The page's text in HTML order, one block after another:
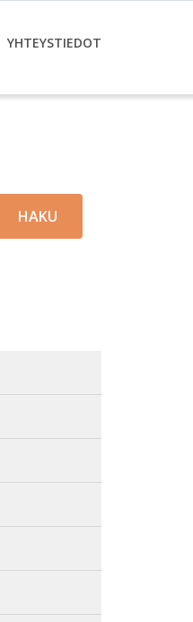
YHTEYSTIEDOT
HAKU